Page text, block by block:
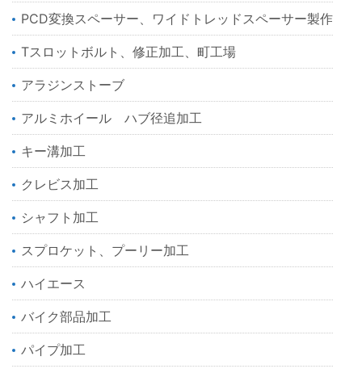
PCD変換スペーサー、ワイドトレッドスペーサー製作
Tスロットボルト、修正加工、町工場
アラジンストーブ
アルミホイール ハブ径追加工
キー溝加工
クレビス加工
シャフト加工
スプロケット、プーリー加工
ハイエース
バイク部品加工
パイプ加工